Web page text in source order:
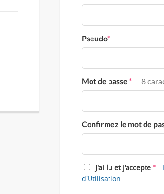
Pseudo*
Mot de passe * 8
Confirmez le mot de
J'ai lu et j'accepte *
d'Utilisation